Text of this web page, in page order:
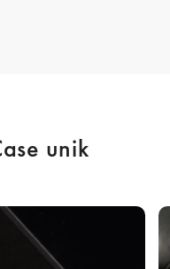
unik